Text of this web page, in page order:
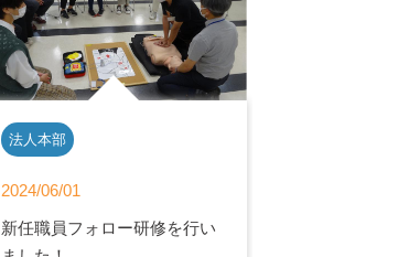
法人本部
2024/06/01
新任職員フォロー研修を行い